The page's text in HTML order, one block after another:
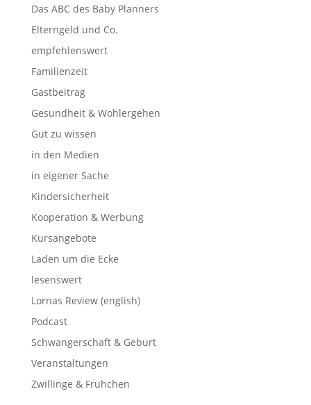
Das ABC des Baby Planners
Elterngeld und Co.
empfehlenswert
Familienzeit
Gastbeitrag
Gesundheit & Wohlergehen
Gut zu wissen
in den Medien
in eigener Sache
Kindersicherheit
Kooperation & Werbung
Kursangebote
Laden um die Ecke
lesenswert
Lornas Review (english)
Podcast
Schwangerschaft & Geburt
Veranstaltungen
Zwillinge & Frühchen